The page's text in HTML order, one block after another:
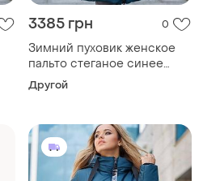
3385 грн 0
Зимний пуховик женское
пальто стеганое синее
тинсулейт цвет черный
размер 42-58 56
Другой